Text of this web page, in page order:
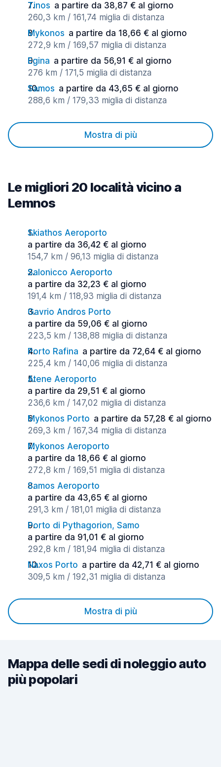
Tinos a partire da 38,87 € al giorno
260,3 km / 161,74 miglia di distanza
Mykonos a partire da 18,66 € al giorno
272,9 km / 169,57 miglia di distanza
Egina a partire da 56,91 € al giorno
276 km / 171,5 miglia di distanza
Samos a partire da 43,65 € al giorno
288,6 km / 179,33 miglia di distanza
Mostra di più
Le migliori 20 località vicino a
Lemnos
Skiathos Aeroporto
a partire da 36,42 € al giorno
154,7 km / 96,13 miglia di distanza
Salonicco Aeroporto
a partire da 32,23 € al giorno
191,4 km / 118,93 miglia di distanza
Gavrio Andros Porto
a partire da 59,06 € al giorno
223,5 km / 138,88 miglia di distanza
Porto Rafina a partire da 72,64 € al giorno
225,4 km / 140,06 miglia di distanza
Atene Aeroporto
a partire da 29,51 € al giorno
236,6 km / 147,02 miglia di distanza
Mykonos Porto a partire da 57,28 € al giorno
269,3 km / 167,34 miglia di distanza
Mykonos Aeroporto
a partire da 18,66 € al giorno
272,8 km / 169,51 miglia di distanza
Samos Aeroporto
a partire da 43,65 € al giorno
291,3 km / 181,01 miglia di distanza
Porto di Pythagorion, Samo
a partire da 91,01 € al giorno
292,8 km / 181,94 miglia di distanza
Naxos Porto a partire da 42,71 € al giorno
309,5 km / 192,31 miglia di distanza
Mostra di più
Mappa delle sedi di noleggio auto
più popolari